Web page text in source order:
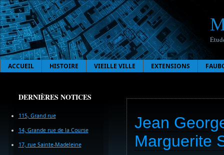
ACCUEIL HISTOIRE VIEILLE VILLE EXTENSIONS
DERNIÈRES NOTICES
115, Grand rue
14, Grande rue de la Course
17, rue Sainte-Madeleine
Jean
Marguerite